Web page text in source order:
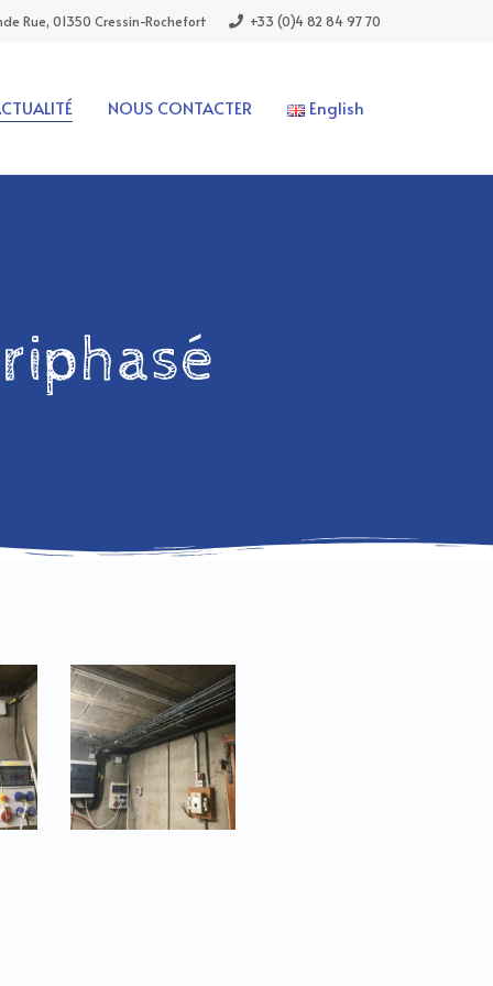
Rue, 01350 Cressin-Rochefort +33 (0)4 82 84 97 70
NOUS CONTACTER English